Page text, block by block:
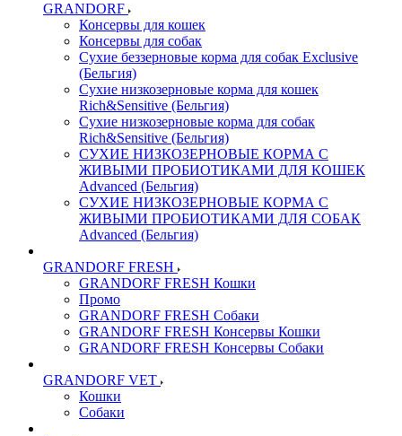
GRANDORF
Консервы для кошек
Консервы для собак
Сухие беззерновые корма для собак Exclusive
(Бельгия)
Сухие низкозерновые корма для кошек
Rich&Sensitive (Бельгия)
Сухие низкозерновые корма для собак
Rich&Sensitive (Бельгия)
СУХИЕ НИЗКОЗЕРНОВЫЕ КОРМА С
ЖИВЫМИ ПРОБИОТИКАМИ ДЛЯ КОШЕК
Advanced (Бельгия)
СУХИЕ НИЗКОЗЕРНОВЫЕ КОРМА С
ЖИВЫМИ ПРОБИОТИКАМИ ДЛЯ СОБАК
Advanced (Бельгия)
GRANDORF FRESH
GRANDORF FRESH Кошки
Промо
GRANDORF FRESH Собаки
GRANDORF FRESH Консервы Кошки
GRANDORF FRESH Консервы Собаки
GRANDORF VET
Кошки
Собаки